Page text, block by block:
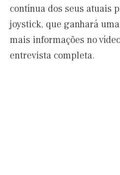
contínua dos seus atuais
joystick, que ganhará
mais informações no
entrevista completa.